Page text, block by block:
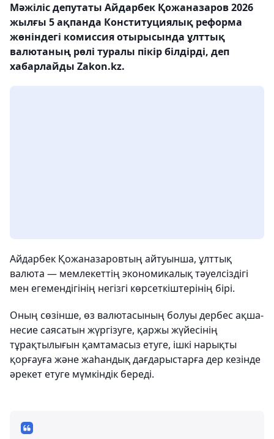
Мәжіліс депутаты Айдарбек Қожаназаров 2026
жылғы 5 ақпанда Конституциялық реформа
жөніндегі комиссия отырысында ұлттық
валютаның рөлі туралы пікір білдірді, деп
хабарлайды Zakon.kz.
Айдарбек Қожаназаровтың айтуынша, ұлттық
валюта — мемлекеттің экономикалық тәуелсіздігі
мен егемендігінің негізгі көрсеткіштерінің бірі.
Оның сөзінше, өз валютасының болуы дербес ақша-
несие саясатын жүргізуге, қаржы жүйесінің
тұрақтылығын қамтамасыз етуге, ішкі нарықты
қорғауға және жаһандық дағдарыстарға дер кезінде
әрекет етуге мүмкіндік береді.